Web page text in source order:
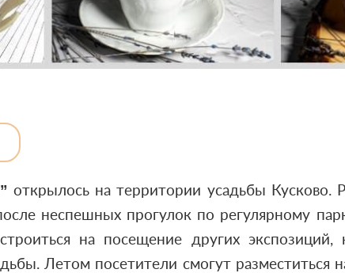
открылось на территории усадьбы Кусково.
неспешных прогулок по регулярному
на посещение других
Летом посетители смогут